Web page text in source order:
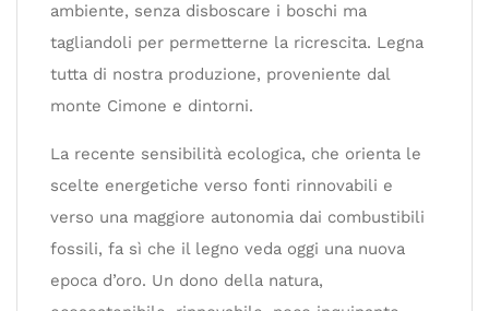
ambiente, senza disboscare i boschi ma
tagliandoli per permetterne la ricrescita. Legna
tutta di nostra produzione, proveniente dal
monte Cimone e dintorni.
La recente sensibilità ecologica, che orienta le
scelte energetiche verso fonti rinnovabili e
verso una maggiore autonomia dai combustibili
fossili, fa sì che il legno veda oggi una nuova
epoca d’oro. Un dono della natura,